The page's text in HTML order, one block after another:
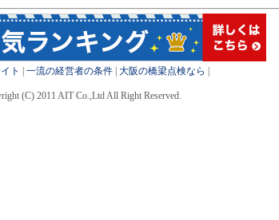
ト 一流の経営者の条件| 大阪の橋梁点検なら
(C) 2011 AIT Co.,Ltd All Right Reserved.